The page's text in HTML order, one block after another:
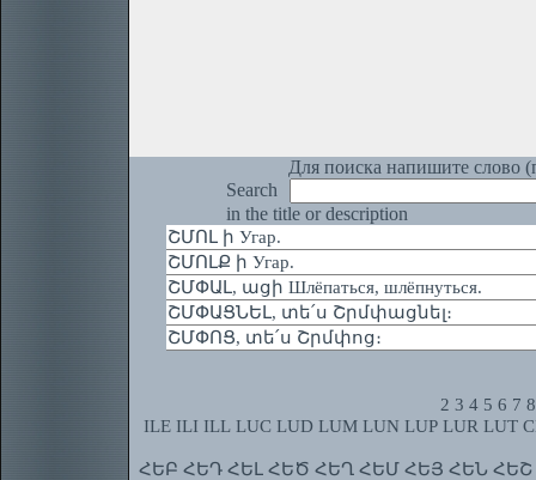
Для поиска напишите слово
Search
in the title or description
ՇՄՈԼ ի Угар.
ՇՄՈԼՔ ի Угар.
ՇՄՓԱԼ, ացի Шлёпаться, шлёпнуться.
ՇՄՓԱՑՆԵԼ, տե՛ս Շրմփացնել։
ՇՄՓՈՑ, տե՛ս Շրմփոց։
2 3 4 5 6 7 8
ILE ILI ILL LUC LUD LUM LUN LUP LUR LUT
ՀԵԲ ՀԵԴ ՀԵԼ ՀԵԾ ՀԵՂ ՀԵՄ ՀԵՅ ՀԵՆ ՀԵՇ